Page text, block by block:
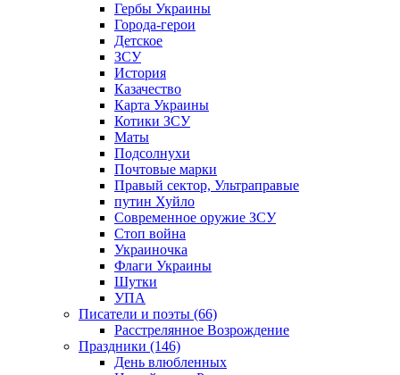
Гербы Украины
Города-герои
Детское
ЗСУ
История
Казачество
Карта Украины
Котики ЗСУ
Маты
Подсолнухи
Почтовые марки
Правый сектор, Ультраправые
путин Хуйло
Современное оружие ЗСУ
Стоп война
Украиночка
Флаги Украины
Шутки
УПА
Писатели и поэты (66)
Расстрелянное Возрождение
Праздники (146)
День влюбленных